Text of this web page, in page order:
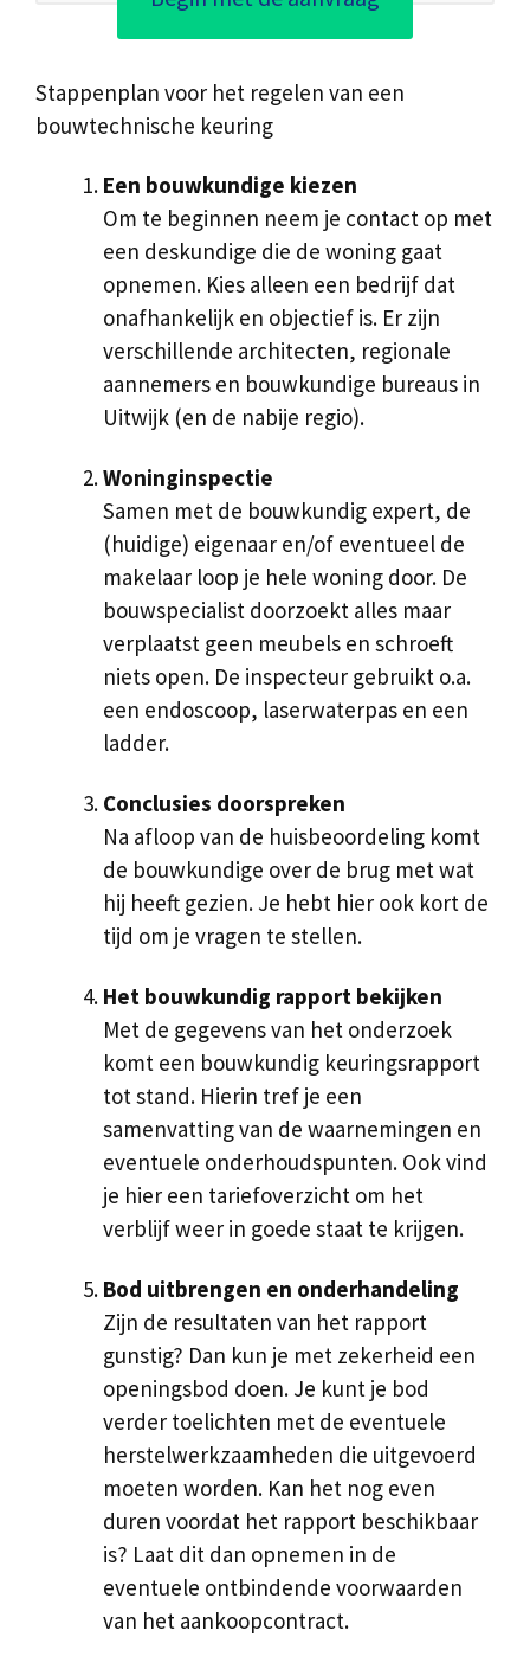
Stappenplan voor het regelen van een
bouwtechnische keuring
Een bouwkundige kiezen
Om te beginnen neem je contact op met
een deskundige die de woning gaat
opnemen. Kies alleen een bedrijf dat
onafhankelijk en objectief is. Er zijn
verschillende architecten, regionale
aannemers en bouwkundige bureaus in
Uitwijk (en de nabije regio).
Woninginspectie
Samen met de bouwkundig expert, de
(huidige) eigenaar en/of eventueel de
makelaar loop je hele woning door. De
bouwspecialist doorzoekt alles maar
verplaatst geen meubels en schroeft
niets open. De inspecteur gebruikt o.a.
een endoscoop, laserwaterpas en een
ladder.
Conclusies doorspreken
Na afloop van de huisbeoordeling komt
de bouwkundige over de brug met wat
hij heeft gezien. Je hebt hier ook kort de
tijd om je vragen te stellen.
Het bouwkundig rapport bekijken
Met de gegevens van het onderzoek
komt een bouwkundig keuringsrapport
tot stand. Hierin tref je een
samenvatting van de waarnemingen en
eventuele onderhoudspunten. Ook vind
je hier een tariefoverzicht om het
verblijf weer in goede staat te krijgen.
Bod uitbrengen en onderhandeling
Zijn de resultaten van het rapport
gunstig? Dan kun je met zekerheid een
openingsbod doen. Je kunt je bod
verder toelichten met de eventuele
herstelwerkzaamheden die uitgevoerd
moeten worden. Kan het nog even
duren voordat het rapport beschikbaar
is? Laat dit dan opnemen in de
eventuele ontbindende voorwaarden
van het aankoopcontract.